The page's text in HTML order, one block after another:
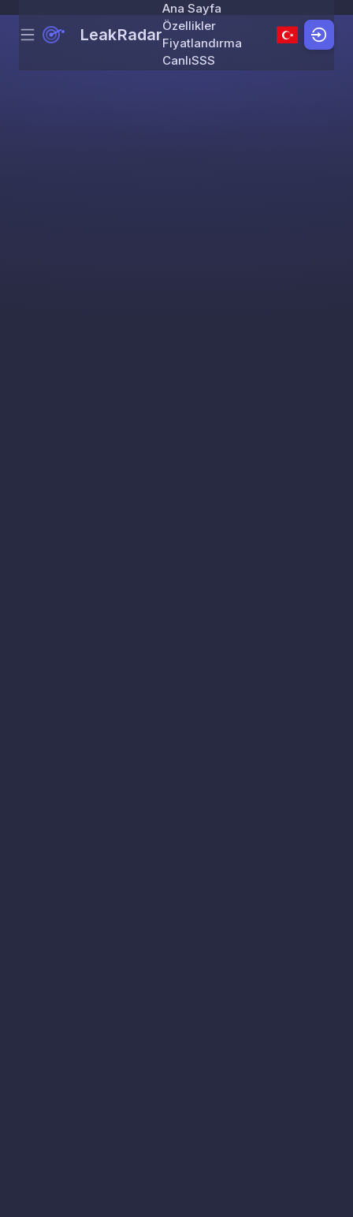
Skip to content
Menu LeakRadar
Ana Sayfa
Özellikler
Fiyatlandırma
CanlıSSS